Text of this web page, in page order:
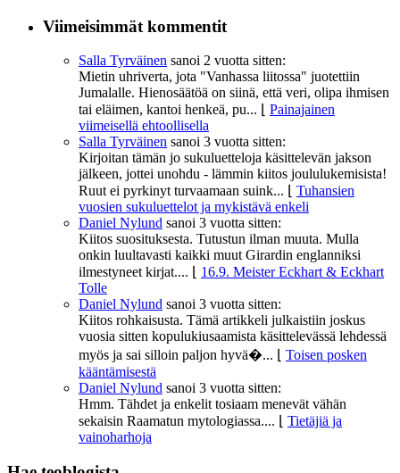
Viimeisimmät kommentit
Salla Tyrväinen sanoi 2 vuotta sitten:
Mietin uhriverta, jota "Vanhassa liitossa" juotettiin
Jumalalle. Hienosäätöä on siinä, että veri, olipa ihmisen
tai eläimen, kantoi henkeä, pu...
Painajainen
viimeisellä ehtoollisella
Salla Tyrväinen sanoi 3 vuotta sitten:
Kirjoitan tämän jo sukuluetteloja käsittelevän jakson
jälkeen, jottei unohdu - lämmin kiitos joululukemisista!
Ruut ei pyrkinyt turvaamaan suink...
Tuhansien
vuosien sukuluettelot ja mykistävä enkeli
Daniel Nylund sanoi 3 vuotta sitten:
Kiitos suosituksesta. Tutustun ilman muuta. Mulla
onkin luultavasti kaikki muut Girardin englanniksi
ilmestyneet kirjat....
16.9. Meister Eckhart & Eckhart
Tolle
Daniel Nylund sanoi 3 vuotta sitten:
Kiitos rohkaisusta. Tämä artikkeli julkaistiin joskus
vuosia sitten kopulukiusaamista käsittelevässä lehdessä
myös ja sai silloin paljon hyvä�...
Toisen posken
kääntämisestä
Daniel Nylund sanoi 3 vuotta sitten:
Hmm. Tähdet ja enkelit tosiaam menevät vähän
sekaisin Raamatun mytologiassa....
Tietäjiä ja
vainoharhoja